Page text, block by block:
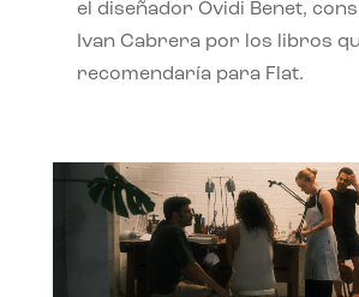
el diseñador Ovidi Benet,
Ivan Cabrera por los libros
recomendaría para Flat.